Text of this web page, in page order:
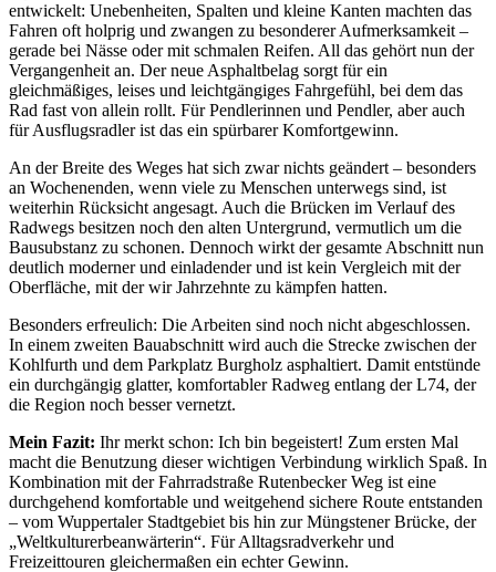
entwickelt: Unebenheiten, Spalten und kleine Kanten machten das
Fahren oft holprig und zwangen zu besonderer Aufmerksamkeit –
gerade bei Nässe oder mit schmalen Reifen. All das gehört nun der
Vergangenheit an. Der neue Asphaltbelag sorgt für ein
gleichmäßiges, leises und leichtgängiges Fahrgefühl, bei dem das
Rad fast von allein rollt. Für Pendlerinnen und Pendler, aber auch
für Ausflugsradler ist das ein spürbarer Komfortgewinn.
An der Breite des Weges hat sich zwar nichts geändert – besonders
an Wochenenden, wenn viele zu Menschen unterwegs sind, ist
weiterhin Rücksicht angesagt. Auch die Brücken im Verlauf des
Radwegs besitzen noch den alten Untergrund, vermutlich um die
Bausubstanz zu schonen. Dennoch wirkt der gesamte Abschnitt nun
deutlich moderner und einladender und ist kein Vergleich mit der
Oberfläche, mit der wir Jahrzehnte zu kämpfen hatten.
Besonders erfreulich: Die Arbeiten sind noch nicht abgeschlossen.
In einem zweiten Bauabschnitt wird auch die Strecke zwischen der
Kohlfurth und dem Parkplatz Burgholz asphaltiert. Damit entstünde
ein durchgängig glatter, komfortabler Radweg entlang der L74, der
die Region noch besser vernetzt.
Mein Fazit: Ihr merkt schon: Ich bin begeistert! Zum ersten Mal
macht die Benutzung dieser wichtigen Verbindung wirklich Spaß. In
Kombination mit der Fahrradstraße Rutenbecker Weg ist eine
durchgehend komfortable und weitgehend sichere Route entstanden
– vom Wuppertaler Stadtgebiet bis hin zur Müngstener Brücke, der
„Weltkulturerbeanwärterin“. Für Alltagsradverkehr und
Freizeittouren gleichermaßen ein echter Gewinn.